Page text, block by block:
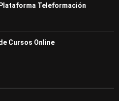
Teleformación
Cursos Online